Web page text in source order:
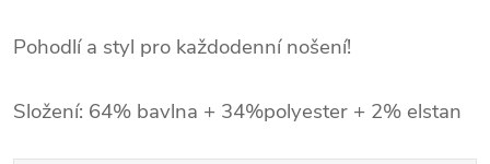
Pohodlí a styl pro každodenní nošení!
Složení: 64% bavlna + 34%polyester + 2% elstan